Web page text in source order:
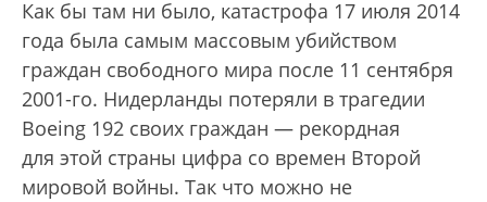
Как бы там ни было, катастрофа 17 июля 2014
года была самым массовым убийством
граждан свободного мира после 11 сентября
2001-го. Нидерланды потеряли в трагедии
Boeing 192 своих граждан — рекордная
для этой страны цифра со времен Второй
мировой войны. Так что можно не